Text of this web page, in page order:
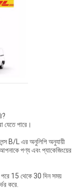
যেতে পারে।
B/L এর অনুলিপি অনুযায়ী
পণ্য এবং প্যাকেজিংয়ের
পরে 15 থেকে 30 দিন সময়
করে.